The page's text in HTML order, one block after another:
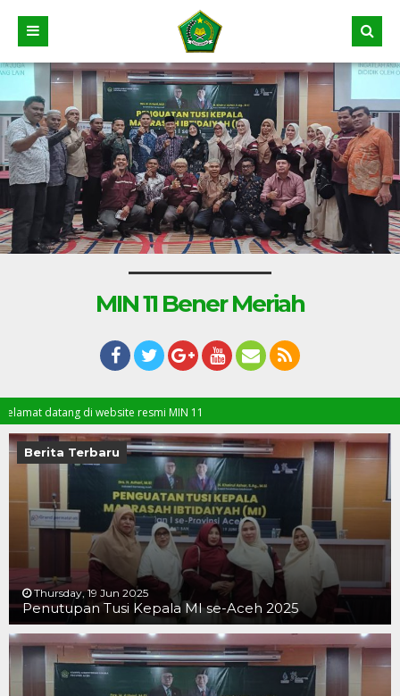
MIN 11 Bener Meriah
di website resmi MIN 11
Berita Terbaru
Thursday, 19 Jun 2025
Penutupan Tusi Kepala MI se-Aceh 2025